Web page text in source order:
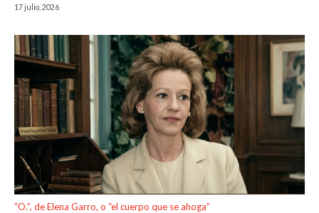
17 julio, 2026
“O.”, de Elena Garro, o “el cuerpo que se ahoga”